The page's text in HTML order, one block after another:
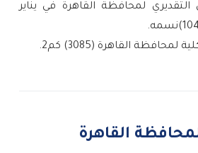
بلغ عدد السكان التقديري لمحافظة القاهرة في يناير
القاهرة (3085) كم2.
القاهرة